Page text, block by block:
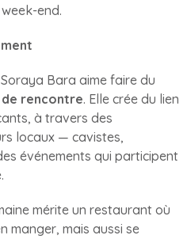
end.
Bara aime faire du
rencontre. Elle crée du lien
à travers des
locaux — cavistes,
événements qui participent
mérite un restaurant où
manger, mais aussi se